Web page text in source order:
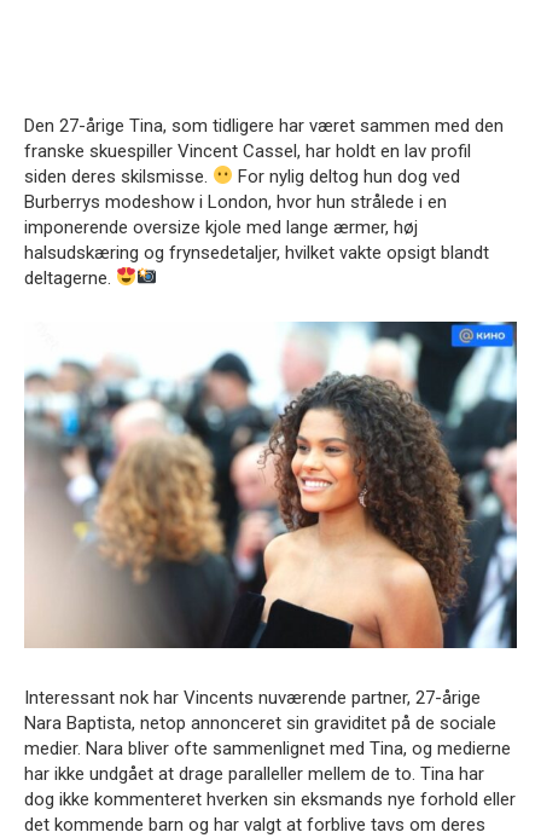
Den 27-årige Tina, som tidligere har været sammen med den
franske skuespiller Vincent Cassel, har holdt en lav profil
siden deres skilsmisse.
For nylig deltog hun dog ved
Burberrys modeshow i London, hvor hun strålede i en
imponerende oversize kjole med lange ærmer, høj
halsudskæring og frynsedetaljer, hvilket vakte opsigt blandt
deltagerne.
Interessant nok har Vincents nuværende partner, 27-årige
Nara Baptista, netop annonceret sin graviditet på de sociale
medier. Nara bliver ofte sammenlignet med Tina, og medierne
har ikke undgået at drage paralleller mellem de to. Tina har
dog ikke kommenteret hverken sin eksmands nye forhold eller
det kommende barn og har valgt at forblive tavs om deres